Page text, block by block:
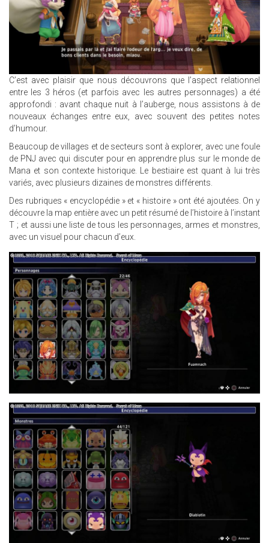
C’est avec plaisir que nous découvrons que l’aspect relationnel
entre les 3 héros (et parfois avec les autres personnages) a été
approfondi : avant chaque nuit à l’auberge, nous assistons à de
nouveaux échanges entre eux, avec souvent des petites notes
d’humour.
Beaucoup de villages et de secteurs sont à explorer, avec une foule
de PNJ avec qui discuter pour en apprendre plus sur le monde de
Mana et son contexte historique. Le bestiaire est quant à lui très
variés, avec plusieurs dizaines de monstres différents.
Des rubriques « encyclopédie » et « histoire » ont été ajoutées. On y
découvre la map entière avec un petit résumé de l’histoire à l’instant
T ; et aussi une liste de tous les personnages, armes et monstres,
avec un visuel pour chacun d’eux.
3.JPG
8.JPG